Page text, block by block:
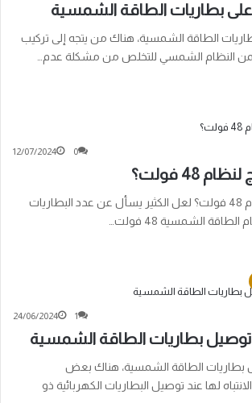
بطاريات الطاقة الشمسية
الطاقة الشمسية، هناك من يتجه إلى تركيب
النظام الشمسي للتخلص من مشكلة عدم…
12/07/2024 0
48 فولت؟
كم بطارية تحتاج لنظام 48 فولت؟ لعل الكثير يسأل عن عدد البطاريات
الشمسية 48 فولت…
24/06/2024 1
بطاريات الطاقة الشمسية
بطاريات الطاقة الشمسية، هناك بعض
لها عند توصيل البطاريات الكهربائية ذو